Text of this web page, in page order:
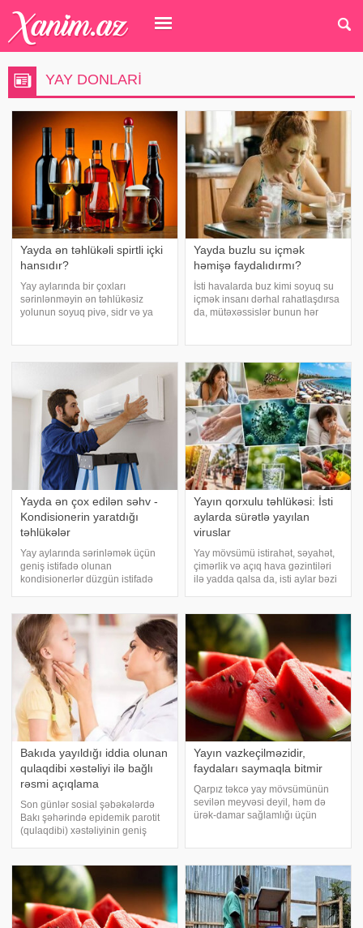
YAY DONLARI
Yayda ən təhlükəli spirtli içki
hansıdır?
Yay aylarında bir çoxları
sərinlənməyin ən təhlükəsiz
yolunun soyuq pivə, sidr və ya
da, az alkoqollu içkilər çox vaxt
Yayda buzlu su içmək
həmişə faydalıdırmı?
İsti havalarda buz kimi soyuq su
içmək insanı dərhal rahatlaşdırsa
da, mütəxəssislər bunun hər
azaldır və insanın kifayət qədə
Yayda ən çox edilən səhv -
Kondisionerin yaratdığı
təhlükələr
Yay aylarında sərinləmək üçün
geniş istifadə olunan
kondisionerlər düzgün istifadə
xəbər verir ki, ani temperatur
dəyişiklikləri, quru hava və
baxımsız kondisionerlərd
Yayın qorxulu təhlükəsi: İsti
aylarda sürətlə yayılan
viruslar
Yay mövsümü istirahət, səyahət,
çimərlik və açıq hava gəzintiləri
ilə yadda qalsa da, isti aylar bəzi
Buna səbəb təkcə yüksək
temperatur deyil. Açıq havad
Bakıda yayıldığı iddia olunan
qulaqdibi xəstəliyi ilə bağlı
rəsmi açıqlama
Son günlər sosial şəbəkələrdə
Bakı şəhərində epidemik parotit
(qulaqdibi) xəstəliyinin geniş
Səhiyyə Nazirliyi məlumat yayıb.
Nazirlikdən bildirilib ki, həmi
Yayın vazkeçilməzidir,
faydaları saymaqla bitmir
Qarpız təkcə yay mövsümünün
sevilən meyvəsi deyil, həm də
ürək-damar sağlamlığı üçün
zamanı qarpız istehlak edən
insanları